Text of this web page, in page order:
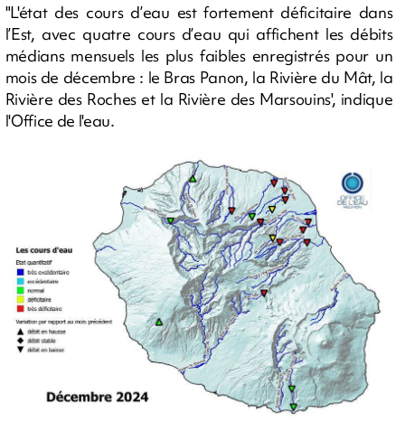
"L'état des cours d’eau est fortement déficitaire dans
l’Est, avec quatre cours d’eau qui affichent les débits
médians mensuels les plus faibles enregistrés pour un
mois de décembre : le Bras Panon, la Rivière du Mât, la
Rivière des Roches et la Rivière des Marsouins', indique
l'Office de l'eau.